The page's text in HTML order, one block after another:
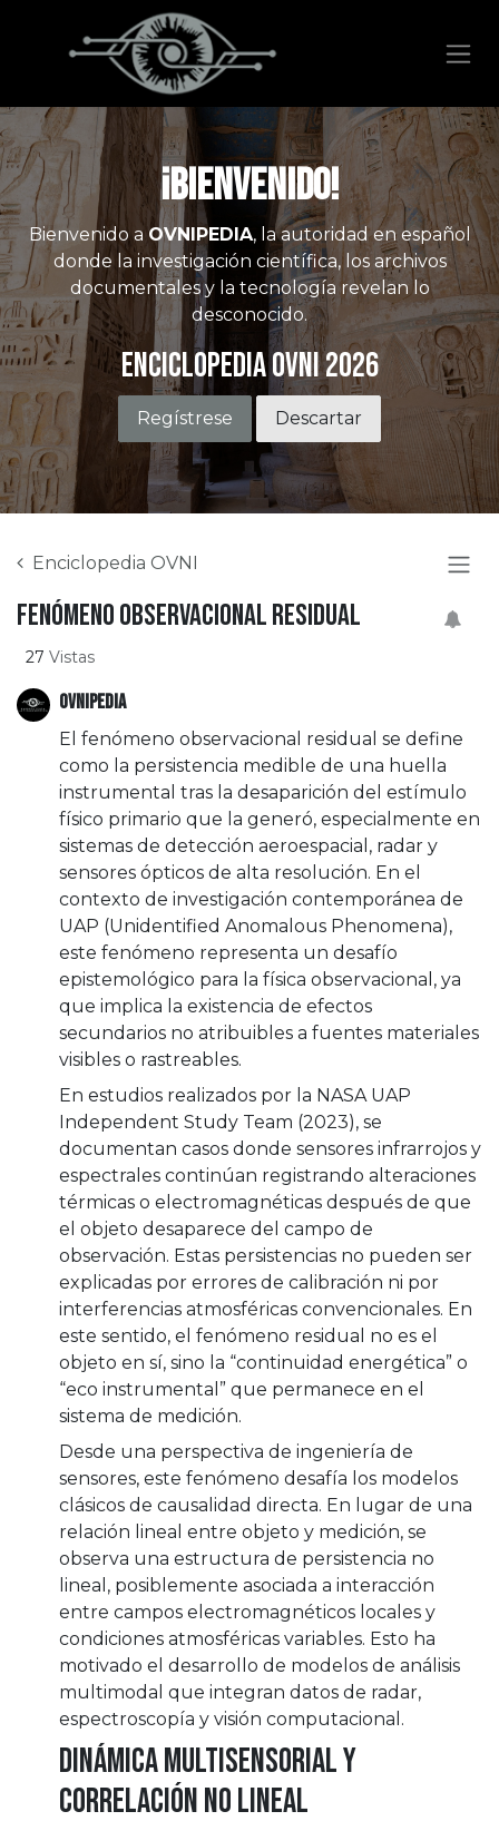
¡Bienvenido!
Bienvenido a OVNIPEDIA, la autoridad en español
donde la investigación científica, los archivos
documentales y la tecnología revelan lo
desconocido.
Enciclopedia OVNI 2026
Regístrese Descartar
Enciclopedia OVNI
Fenómeno observacional residual
27 Vistas
OVNIPEDIA
El fenómeno observacional residual se define
como la persistencia medible de una huella
instrumental tras la desaparición del estímulo
físico primario que la generó, especialmente en
sistemas de detección aeroespacial, radar y
sensores ópticos de alta resolución. En el
contexto de investigación contemporánea de
UAP (Unidentified Anomalous Phenomena),
este fenómeno representa un desafío
epistemológico para la física observacional, ya
que implica la existencia de efectos
secundarios no atribuibles a fuentes materiales
visibles o rastreables.
En estudios realizados por la NASA UAP
Independent Study Team (2023), se
documentan casos donde sensores infrarrojos y
espectrales continúan registrando alteraciones
térmicas o electromagnéticas después de que
el objeto desaparece del campo de
observación. Estas persistencias no pueden ser
explicadas por errores de calibración ni por
interferencias atmosféricas convencionales. En
este sentido, el fenómeno residual no es el
objeto en sí, sino la “continuidad energética” o
“eco instrumental” que permanece en el
sistema de medición.
Desde una perspectiva de ingeniería de
sensores, este fenómeno desafía los modelos
clásicos de causalidad directa. En lugar de una
relación lineal entre objeto y medición, se
observa una estructura de persistencia no
lineal, posiblemente asociada a interacción
entre campos electromagnéticos locales y
condiciones atmosféricas variables. Esto ha
motivado el desarrollo de modelos de análisis
multimodal que integran datos de radar,
espectroscopía y visión computacional.
Dinámica Multisensorial y
Correlación No Lineal